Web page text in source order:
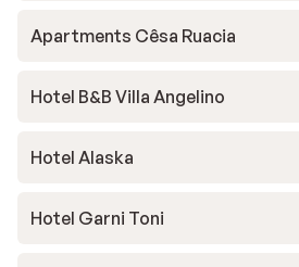
Apartments Cêsa Ruacia
Hotel B&B Villa Angelino
Hotel Alaska
Hotel Garni Toni